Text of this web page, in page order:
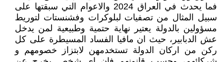
فما يحدث في العراق 2024 والاعوام التي سبقتها على
سبيل المثال من تصفيات لبلوكرات وفشنستات لتوريط
مسؤولين بالدولة ‏يعتير نهاية حتمية وطبيعية لمن يدخل
عش الدبابير، حيث ان مافيا الفساد المسيطرة على كل
ركن من اركان الدولة تستخدمهن لابتزاز خصومهم و